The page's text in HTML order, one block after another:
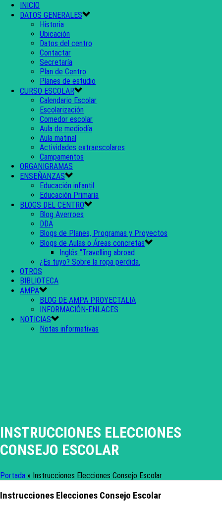
INICIO
DATOS GENERALES
Historia
Ubicación
Datos del centro
Contactar
Secretaría
Plan de Centro
Planes de estudio
CURSO ESCOLAR
Calendario Escolar
Escolarización
Comedor escolar
Aula de mediodía
Aula matinal
Actividades extraescolares
Campamentos
ORGANIGRAMAS
ENSEÑANZAS
Educación infantil
Educación Primaria
BLOGS DEL CENTRO
Blog Averroes
DDA
Blogs de Planes, Programas y Proyectos
Blogs de Aulas o Áreas concretas
Inglés “Travelling abroad
¿Es tuyo? Sobre la ropa perdida.
OTROS
BIBLIOTECA
AMPA
BLOG DE AMPA PROYECTALIA
INFORMACIÓN-ENLACES
NOTICIAS
Notas informativas
INSTRUCCIONES ELECCIONES
CONSEJO ESCOLAR
Portada » Instrucciones Elecciones Consejo Escolar
Instrucciones Elecciones Consejo Escolar